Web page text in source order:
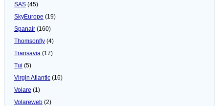
SAS (45)
SkyEurope (19)
Spanair (160)
Thomsonfly (4)
Transavia (17)
Tui (5)
Virgin Atlantic (16)
Volare (1)
Volareweb (2)